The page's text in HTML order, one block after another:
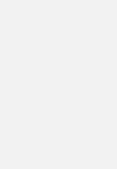
stärkt Wettbewerb
zwischen den Herstellern der
2017. Das ist dem hierzulande
starken Ausbau der
– und der technologischen